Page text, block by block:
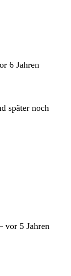
6 Jahren
später noch
vor 5 Jahren